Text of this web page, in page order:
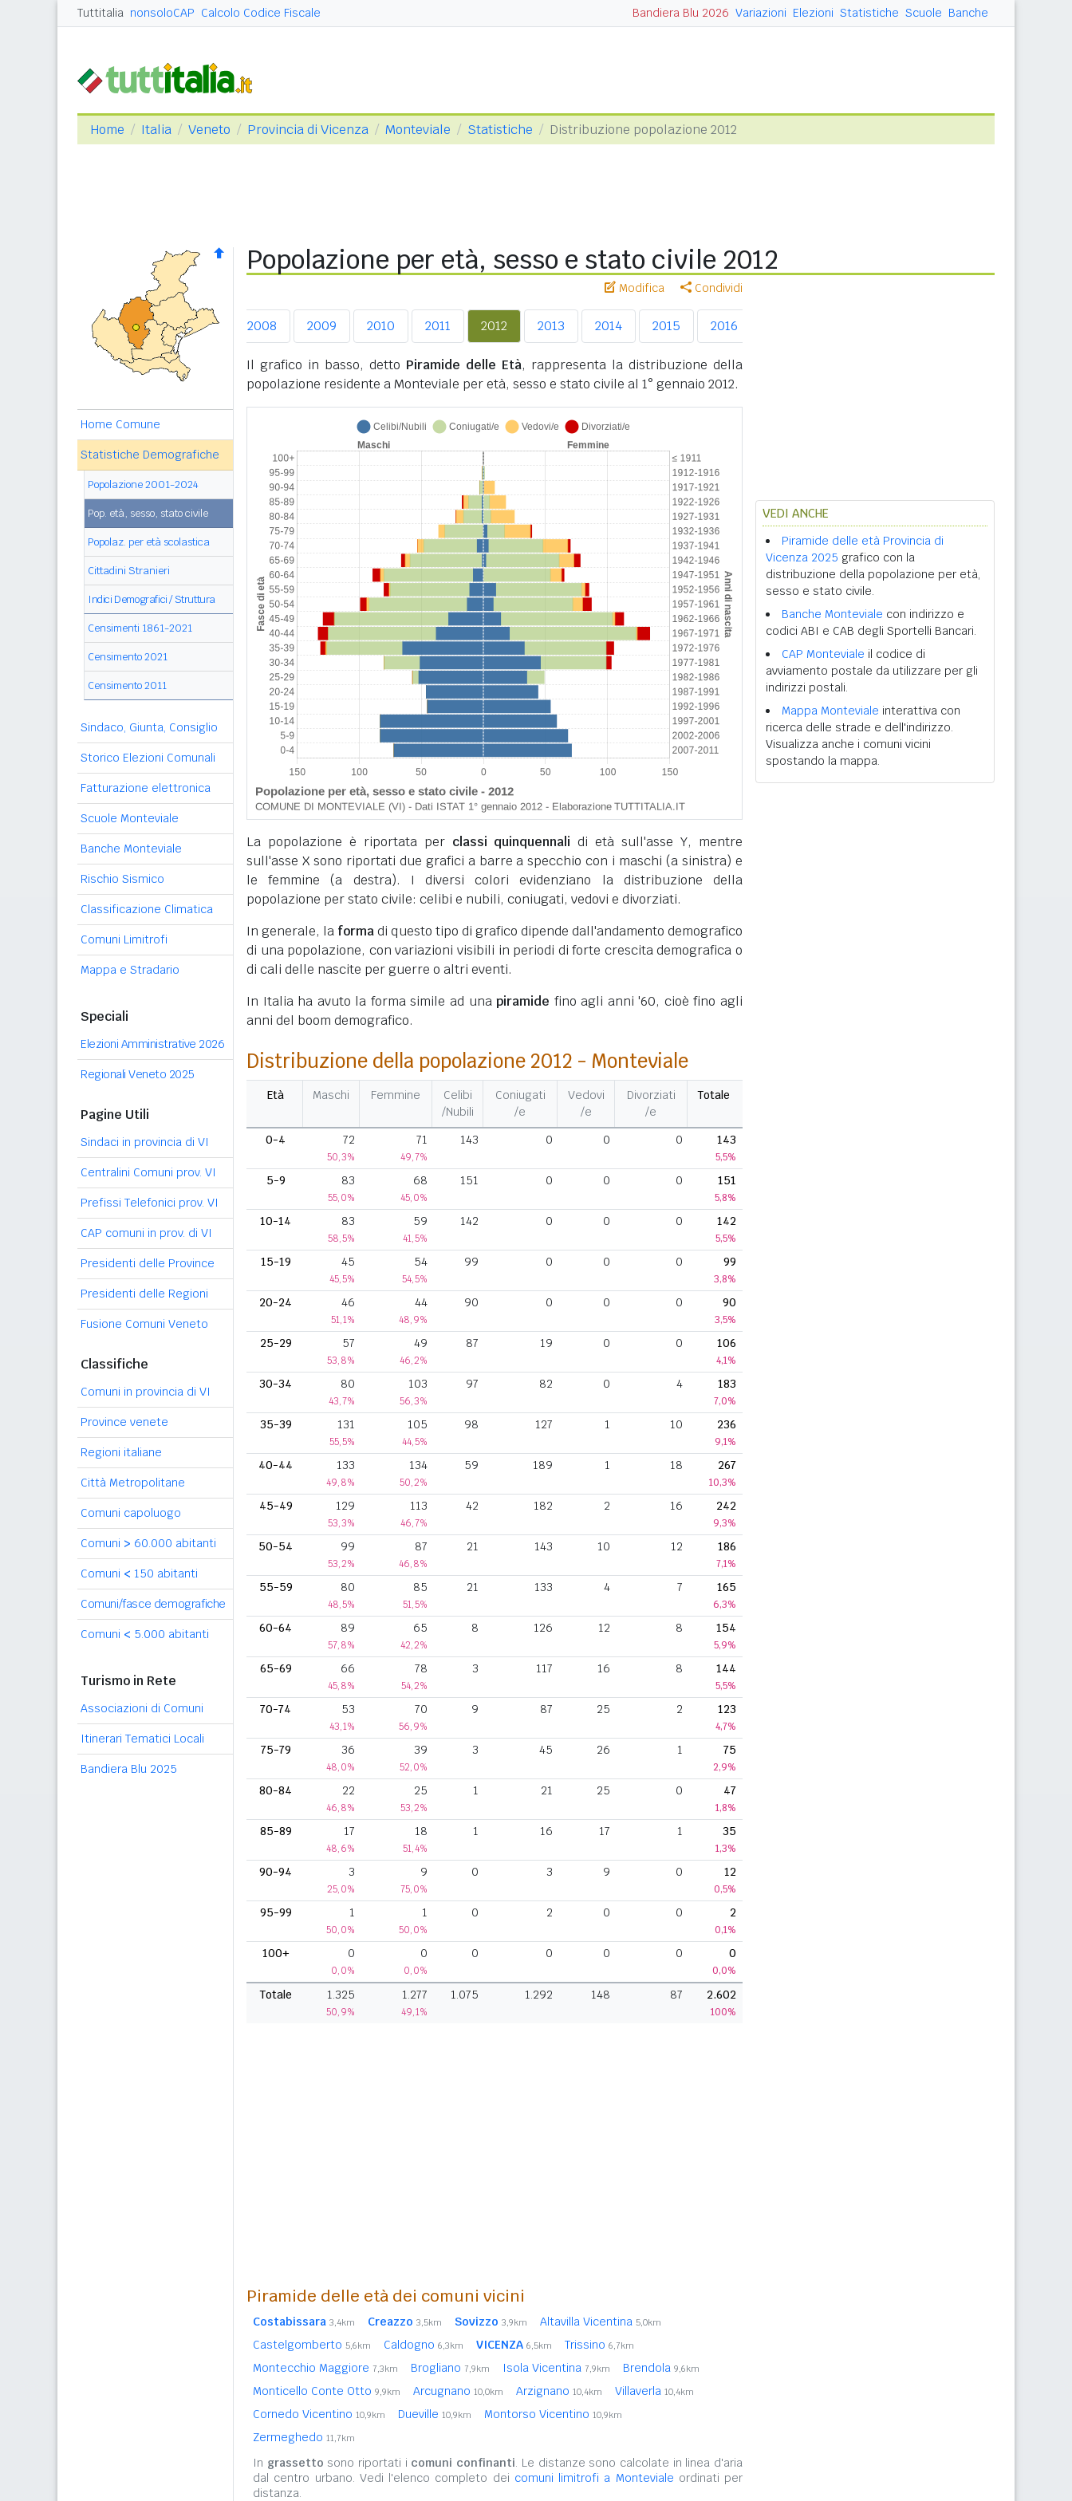
Tuttitalia nonsoloCAP Calcolo Codice Fiscale Bandiera Blu 2026 Variazioni Elezioni Statistiche Scuole Banche
Home Italia Veneto Provincia di Vicenza Monteviale Statistiche Distribuzione popolazione 2012
Home Comune
Statistiche Demografiche
Popolazione 2001-2024
Pop. età, sesso, stato civile
Popolaz. per età scolastica
Cittadini Stranieri
Indici Demografici / Struttura
Censimenti 1861-2021
Censimento 2021
Censimento 2011
Sindaco, Giunta, Consiglio
Storico Elezioni Comunali
Fatturazione elettronica
Scuole Monteviale
Banche Monteviale
Rischio Sismico
Classificazione Climatica
Comuni Limitrofi
Mappa e Stradario
Speciali
Elezioni Amministrative 2026
Regionali Veneto 2025
Pagine Utili
Sindaci in provincia di VI
Centralini Comuni prov. VI
Prefissi Telefonici prov. VI
CAP comuni in prov. di VI
Presidenti delle Province
Presidenti delle Regioni
Fusione Comuni Veneto
Classifiche
Comuni in provincia di VI
Province venete
Regioni italiane
Città Metropolitane
Comuni capoluogo
Comuni > 60.000 abitanti
Comuni < 150 abitanti
Comuni/fasce demografiche
Comuni < 5.000 abitanti
Turismo in Rete
Associazioni di Comuni
Itinerari Tematici Locali
Bandiera Blu 2025
Popolazione per età, sesso e stato civile 2012
Modifica Condividi
2005 2006 2007 2008 2009 2010 2011 2012 2013 2014 2015 2016
Il grafico in basso, detto Piramide delle Età, rappresenta la distribuzione della
popolazione residente a Monteviale per età, sesso e stato civile al 1° gennaio 2012.
La popolazione è riportata per classi quinquennali di età sull'asse Y, mentre
sull'asse X sono riportati due grafici a barre a specchio con i maschi (a sinistra) e
le femmine (a destra). I diversi colori evidenziano la distribuzione della
popolazione per stato civile: celibi e nubili, coniugati, vedovi e divorziati.
In generale, la formadi questo tipo di grafico dipende dall'andamento demografico
di una popolazione, con variazioni visibili in periodi di forte crescita demografica o
di cali delle nascite per guerre o altri eventi.
In Italia ha avuto la forma simile ad unapiramide fino agli anni '60, cioè fino agli
anni del boom demografico.
Distribuzione della popolazione 2012 - Monteviale
Età Maschi Femmine
Celibi
/Nubili
Coniugati
/e
Vedovi
/e
Divorziati
/e
Totale
0-4 72
50,3%
71
49,7%
143 0 0 0 143
5,5%
5-9 83
55,0%
68
45,0%
151 0 0 0 151
5,8%
10-14 83
58,5%
59
41,5%
142 0 0 0 142
5,5%
15-19 45
45,5%
54
54,5%
99 0 0 0 99
3,8%
20-24 46
51,1%
44
48,9%
90 0 0 0 90
3,5%
25-29 57
53,8%
49
46,2%
87 19 0 0 106
4,1%
30-34 80
43,7%
103
56,3%
97 82 0 4 183
7,0%
35-39 131
55,5%
105
44,5%
98 127 1 10 236
9,1%
40-44 133
49,8%
134
50,2%
59 189 1 18 267
10,3%
45-49 129
53,3%
113
46,7%
42 182 2 16 242
9,3%
50-54 99
53,2%
87
46,8%
21 143 10 12 186
7,1%
55-59 80
48,5%
85
51,5%
21 133 4 7 165
6,3%
60-64 89
57,8%
65
42,2%
8 126 12 8 154
5,9%
65-69 66
45,8%
78
54,2%
3 117 16 8 144
5,5%
70-74 53
43,1%
70
56,9%
9 87 25 2 123
4,7%
75-79 36
48,0%
39
52,0%
3 45 26 1 75
2,9%
80-84 22
46,8%
25
53,2%
1 21 25 0 47
1,8%
85-89 17
48,6%
18
51,4%
1 16 17 1 35
1,3%
90-94 3
25,0%
9
75,0%
0 3 9 0 12
0,5%
95-99 1
50,0%
1
50,0%
0 2 0 0 2
0,1%
100+ 0
0,0%
0
0,0%
0 0 0 0 0
0,0%
Totale 1.325
50,9%
1.277
49,1%
1.075 1.292 148 87 2.602
100%
Piramide delle età dei comuni vicini
Costabissara 3,4km Creazzo 3,5km Sovizzo 3,9km Altavilla Vicentina 5,0km
Castelgomberto 5,6km Caldogno 6,3km VICENZA 6,5km Trissino 6,7km
Montecchio Maggiore 7,3km Brogliano 7,9km Isola Vicentina 7,9km Brendola 9,6km
Monticello Conte Otto 9,9km Arcugnano 10,0km Arzignano 10,4km Villaverla 10,4km
Cornedo Vicentino 10,9km Dueville 10,9km Montorso Vicentino 10,9km
Zermeghedo 11,7km
In grassetto sono riportati i comuni confinanti. Le distanze sono calcolate in linea d'aria
dal centro urbano. Vedi l'elenco completo dei comuni limitrofi a Monteviale ordinati per
distanza.
VEDI ANCHE
Piramide delle età Provincia di
Vicenza 2025 grafico con la
distribuzione della popolazione per età,
sesso e stato civile.
Banche Monteviale con indirizzo e
codici ABI e CAB degli Sportelli Bancari.
CAP Monteviale il codice di
avviamento postale da utilizzare per gli
indirizzi postali.
Mappa Monteviale interattiva con
ricerca delle strade e dell'indirizzo.
Visualizza anche i comuni vicini
spostando la mappa.